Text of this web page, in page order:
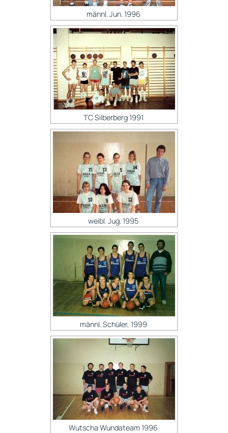
männl. Jun. 1996
TC Silberberg 1991
weibl. Jug. 1995
männl. Schüler, 1999
Wutscha Wundateam 1996